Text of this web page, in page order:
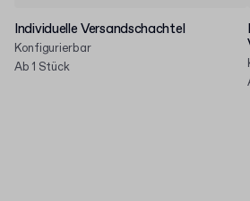
Individuelle Versandschachtel
Konfigurierbar
Ab 1 Stück